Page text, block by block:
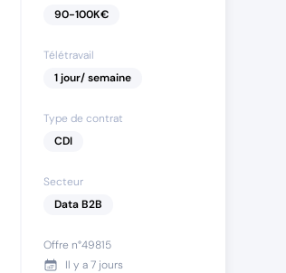
90-100K€
Télétravail
1 jour/ semaine
Type de contrat
CDI
Secteur
Data B2B
Offre n°49815
Il y a7 jours